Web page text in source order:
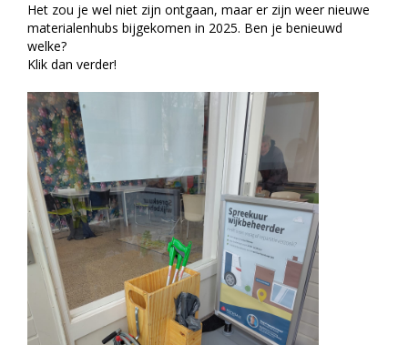
Het zou je wel niet zijn ontgaan, maar er zijn weer nieuwe
materialenhubs bijgekomen in 2025. Ben je benieuwd
welke?
Klik dan verder!